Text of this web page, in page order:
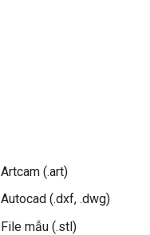
Artcam (.art)
Autocad (.dxf, .dwg)
File mẫu (.stl)